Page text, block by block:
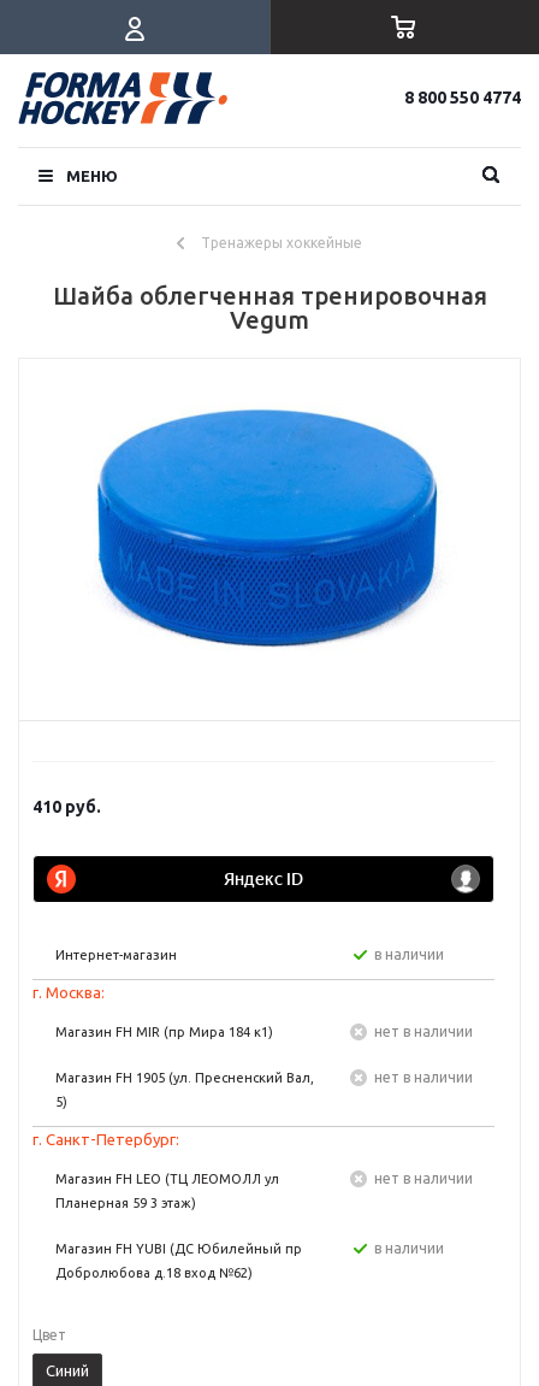
8 800 550 4774
МЕНЮ
Тренажеры хоккейные
Шайба облегченная тренировочная
Vegum
410 руб.
Интернет-магазин в наличии
г. Москва:
Магазин FH MIR (пр Мира 184 к1) Нет в наличии
Магазин FH 1905 (ул. Пресненский Вал,
5)
Нет в наличии
г. Санкт-Петербург:
Магазин FH LEO (ТЦ ЛЕОМОЛЛ ул
Планерная 59 3 этаж)
Нет в наличии
Магазин FH YUBI (ДС Юбилейный пр
Добролюбова д.18 вход №62)
в наличии
Цвет
Синий